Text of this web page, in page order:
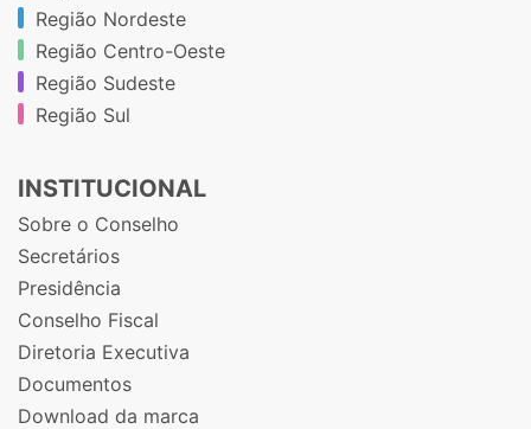
Região Nordeste
Região Centro-Oeste
Região Sudeste
Região Sul
INSTITUCIONAL
Sobre o Conselho
Secretários
Presidência
Conselho Fiscal
Diretoria Executiva
Documentos
Download da marca